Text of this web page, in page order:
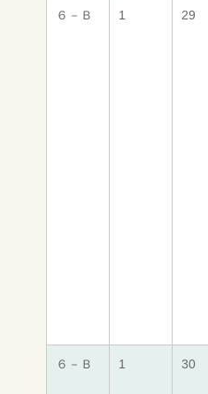
６－Ｂ 1 29
６－Ｂ 1 30